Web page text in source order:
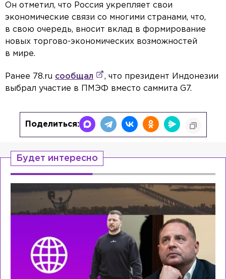
Он отметил, что Россия укрепляет свои
экономические связи со многими странами, что,
в свою очередь, вносит вклад в формирование
новых торгово-экономических возможностей
в мире.
Ранее 78.ru сообщал
, что президент Индонезии
выбрал участие в ПМЭФ вместо саммита G7.
Поделиться:
Будет интересно